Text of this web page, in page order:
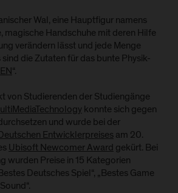
Wal, eine Hauptfigur namens
magische Handschuhe mit deren Hilfe
verändern lässt und jede Menge
die Zutaten für das bunte Physik-
“.
von Studierenden der Studiengänge
konnte sich gegen
und wurde bei der
Entwicklerpreisesam 20.
Ubisoft Newcomer Award gekürt. Bei
wurden Preise in 15 Kategorien
Deutsches Spiel“, „Bestes Game